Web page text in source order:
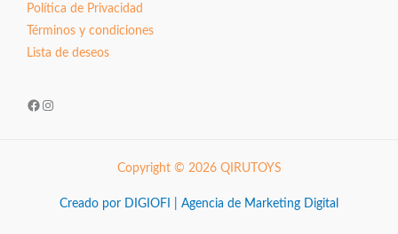
Política de Privacidad
Términos y condiciones
Lista de deseos
Facebook
Instagram
Copyright © 2026 QIRUTOYS
Creado por DIGIOFI | Agencia de Marketing Digital